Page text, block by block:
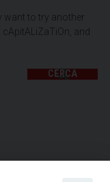
want to try another
and
CERCA